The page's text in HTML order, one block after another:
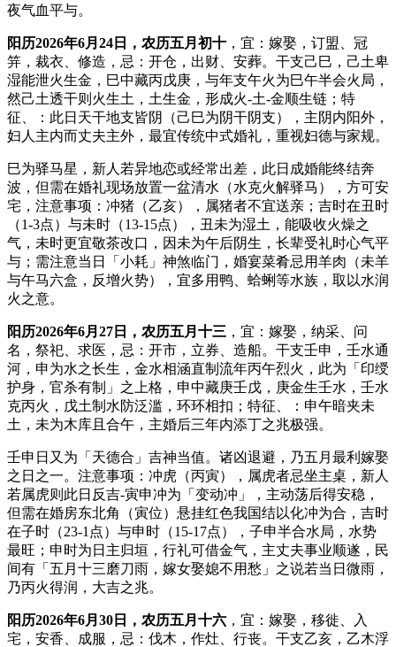
夜气血平与。
阳历2026年6月24日，农历五月初十 ，宜：嫁娶，订盟、冠
笄，裁衣、修造，忌：开仓，出财、安葬。干支己巳，己土卑
湿能泄火生金，巳中藏丙戊庚，与年支午火为巳午半会火局，
然己土透干则火生土，土生金，形成火-土-金顺生链；特
征、：此日天干地支皆阴（己巳为阴干阴支），主阴内阳外，
妇人主内而丈夫主外，最宜传统中式婚礼，重视妇德与家规。
巳为驿马星，新人若异地恋或经常出差，此日成婚能终结奔
波，但需在婚礼现场放置一盆清水（水克火解驿马），方可安
宅，注意事项：冲猪（乙亥），属猪者不宜送亲；吉时在丑时
（1-3点）与未时（13-15点），丑未为湿土，能吸收火燥之
气，未时更宜敬茶改口，因未为午后阴生，长辈受礼时心气平
与；需注意当日「小耗」神煞临门，婚宴菜肴忌用羊肉（未羊
与午马六盒，反增火势），宜多用鸭、蛤蜊等水族，取以水润
火之意。
阳历2026年6月27日，农历五月十三 ，宜：嫁娶，纳采、问
名，祭祀、求医，忌：开市，立券、造船。干支壬申，壬水通
河，申为水之长生，金水相涵直制流年丙午烈火，此为「印绶
护身，官杀有制」之上格，申中藏庚壬戊，庚金生壬水，壬水
克丙火，戊土制水防泛滥，环环相扣；特征、：申午暗夹未
土，未为木库且合午，主婚后三年内添丁之兆极强。
壬申日又为「天德合」吉神当值。诸凶退避，乃五月最利嫁娶
之日之一。注意事项：冲虎（丙寅），属虎者忌坐主桌，新人
若属虎则此日反吉-寅申冲为「变动冲」，主动荡后得安稳，
但需在婚房东北角（寅位）悬挂红色我国结以化冲为合，吉时
在子时（23-1点）与申时（15-17点），子申半合水局，水势
最旺；申时为日主归垣，行礼可借金气，主丈夫事业顺遂，民
间有「五月十三磨刀雨，嫁女娶媳不用愁」之说若当日微雨，
乃丙火得润，大吉之兆。
阳历2026年6月30日，农历五月十六 ，宜：嫁娶，移徙、入
宅，安香、成服，忌：伐木，作灶、行丧。干支乙亥，乙木浮